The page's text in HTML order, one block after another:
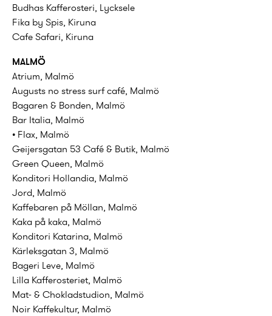
Budhas Kafferosteri, Lycksele
Fika by Spis, Kiruna
Cafe Safari, Kiruna
MALMÖ
Atrium, Malmö
Augusts no stress surf café, Malmö
Bagaren & Bonden, Malmö
Bar Italia, Malmö
• Flax, Malmö
Geijersgatan 53 Café & Butik, Malmö
Green Queen, Malmö
Konditori Hollandia, Malmö
Jord, Malmö
Kaffebaren på Möllan, Malmö
Kaka på kaka, Malmö
Konditori Katarina, Malmö
Kärleksgatan 3, Malmö
Bageri Leve, Malmö
Lilla Kafferosteriet, Malmö
Mat- & Chokladstudion, Malmö
Noir Kaffekultur, Malmö